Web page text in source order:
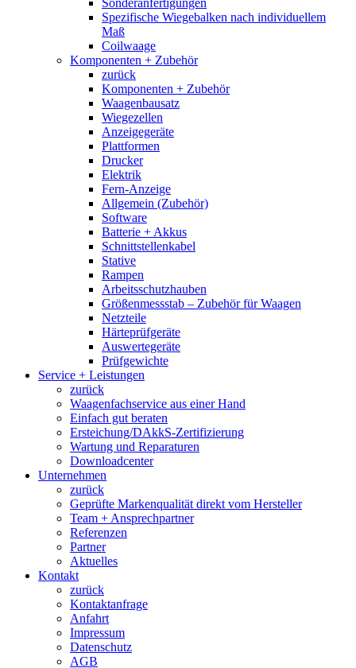
Sonderanfertigungen
Spezifische Wiegebalken nach individuellem
Maß
Coilwaage
Komponenten + Zubehör
zurück
Komponenten + Zubehör
Waagenbausatz
Wiegezellen
Anzeigegeräte
Plattformen
Drucker
Elektrik
Fern-Anzeige
Allgemein (Zubehör)
Software
Batterie + Akkus
Schnittstellenkabel
Stative
Rampen
Arbeitsschutzhauben
Größenmessstab – Zubehör für Waagen
Netzteile
Härteprüfgeräte
Auswertegeräte
Prüfgewichte
Service + Leistungen
zurück
Waagenfachservice aus einer Hand
Einfach gut beraten
Ersteichung/DAkkS-Zertifizierung
Wartung und Reparaturen
Downloadcenter
Unternehmen
zurück
Geprüfte Markenqualität direkt vom Hersteller
Team + Ansprechpartner
Referenzen
Partner
Aktuelles
Kontakt
zurück
Kontaktanfrage
Anfahrt
Impressum
Datenschutz
AGB